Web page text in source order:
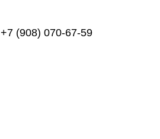
+7 (908) 070-67-59